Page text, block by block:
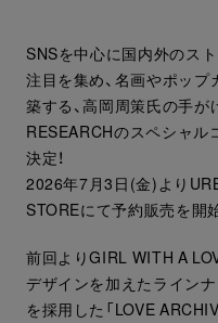
SNSを中心に国内外のス
注目を集め、名画やポッ
築する、高岡周策氏の手
RESEARCHのスペシャル
決定！
2026年7月3日(金)より
STOREにて予約販売を開
前回よりGIRL WITH A
デザインを加えたラインナ
を採用した「LOVE